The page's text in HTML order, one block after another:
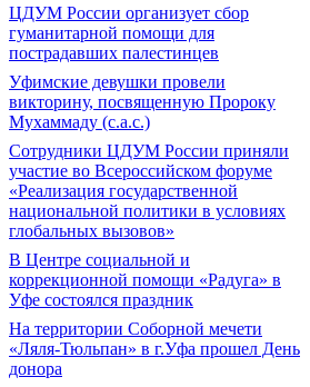
ЦДУМ России организует сбор
гуманитарной помощи для
пострадавших палестинцев
Уфимские девушки провели
викторину, посвященную Пророку
Мухаммаду (с.а.с.)
Сотрудники ЦДУМ России приняли
участие во Всероссийском форуме
«Реализация государственной
национальной политики в условиях
глобальных вызовов»
В Центре социальной и
коррекционной помощи «Радуга» в
Уфе состоялся праздник
На территории Соборной мечети
«Ляля-Тюльпан» в г.Уфа прошел День
донора